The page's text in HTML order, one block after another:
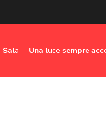
Sala Una luce sempre